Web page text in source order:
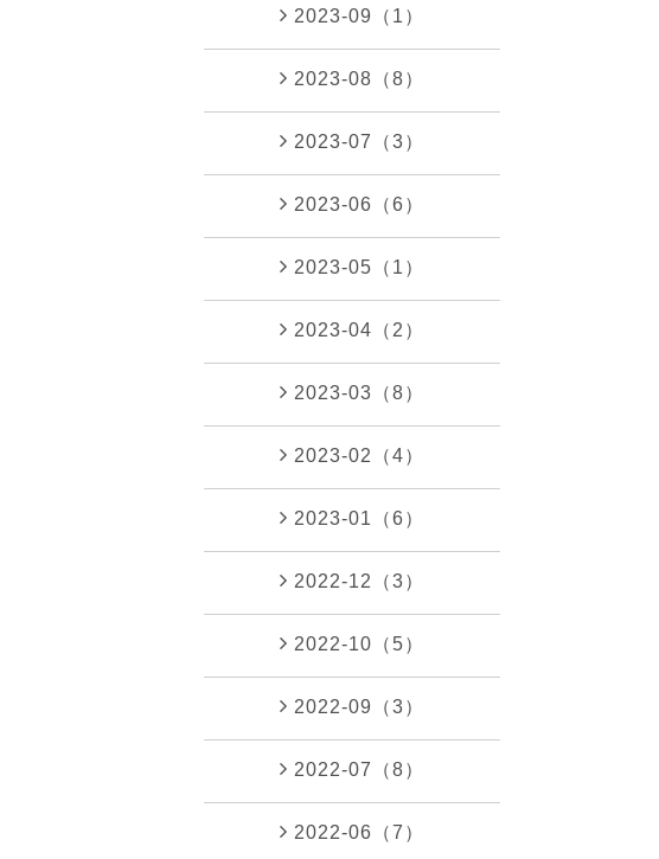
2023-09（1）
2023-08（8）
2023-07（3）
2023-06（6）
2023-05（1）
2023-04（2）
2023-03（8）
2023-02（4）
2023-01（6）
2022-12（3）
2022-10（5）
2022-09（3）
2022-07（8）
2022-06（7）